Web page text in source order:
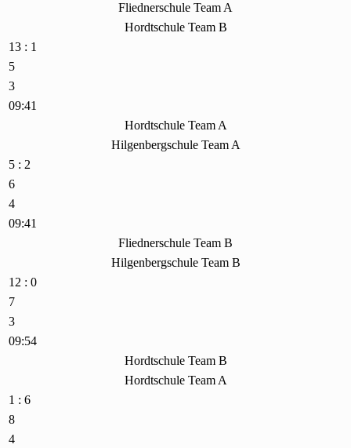
Fliednerschule Team A
Hordtschule Team B
13 : 1
5
3
09:41
Hordtschule Team A
Hilgenbergschule Team A
5 : 2
6
4
09:41
Fliednerschule Team B
Hilgenbergschule Team B
12 : 0
7
3
09:54
Hordtschule Team B
Hordtschule Team A
1 : 6
8
4